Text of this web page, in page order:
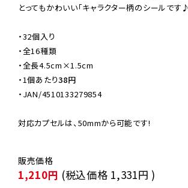
とってもかわいい「キャラクター柄のシールです♪
・32個入り
・全16種類
・全長4.5cm×1.5cm
・1個あたり38円
・JAN/4510133279854
対応カプセルは、50mmから可能です!
1,210円 (税込価格 1,331円 )